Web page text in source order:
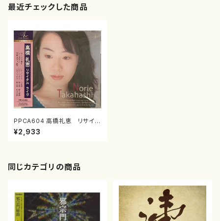
最近チェックした商品
PPCA604 高橋礼恵 リサイタ
ル ライヴ（ピアノ/モーツァルト、
シューマン、プロコフィエフ/CD）
¥2,933
同じカテゴリの商品